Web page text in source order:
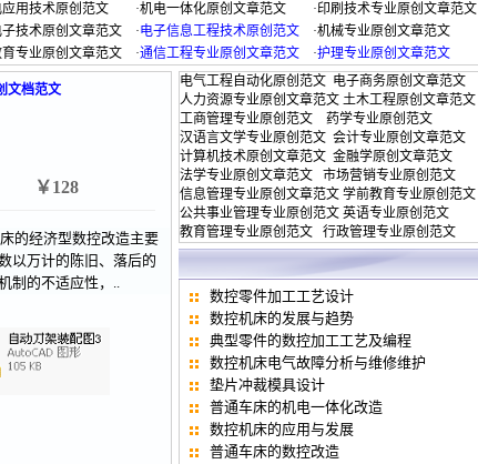
用技术原创范文 ·机电一体化原创文章范文 ·印刷技术专业原创文章范文
技术原创文章范文 ·电子信息工程技术原创范文 ·机械专业原创文章范文
专业原创文章范文 ·通信工程专业原创文章范文 ·护理专业原创文章范文
文档范文
￥128
的经济型数控改造主要
以万计的陈旧、落后的
制的不适应性，..
电气工程自动化原创范文 电子商务原创文章范文
人力资源专业原创文章范文 土木工程原创文章范文
工商管理专业原创范文
药学专业原创范文
汉语言文学专业原创范文 会计专业原创文章范文
计算机技术原创文章范文 金融学原创文章范文
法学专业原创文章范文
市场营销专业原创范文
信息管理专业原创文章范文 学前教育专业原创范文
公共事业管理专业原创范文 英语专业原创范文
教育管理专业原创范文
行政管理专业原创范文
数控零件加工工艺设计
数控机床的发展与趋势
典型零件的数控加工工艺及编程
数控机床电气故障分析与维修维护
垫片冲裁模具设计
普通车床的机电一体化改造
数控机床的应用与发展
普通车床的数控改造